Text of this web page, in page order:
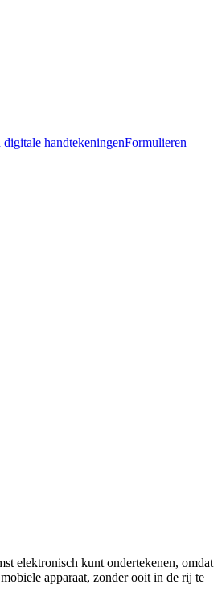
digitale handtekeningenFormulieren
elektronisch kunt ondertekenen, omdat
apparaat, zonder ooit in de rij te